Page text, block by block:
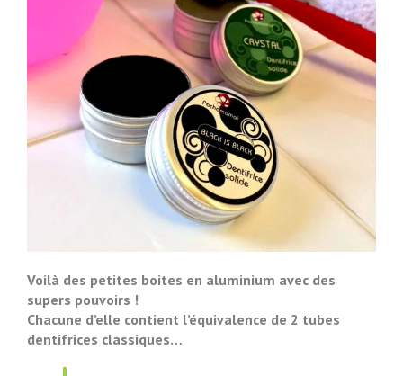
Voilà des petites boites en aluminium avec des
supers pouvoirs !
Chacune d’elle contient l’équivalence de 2 tubes
dentifrices classiques…